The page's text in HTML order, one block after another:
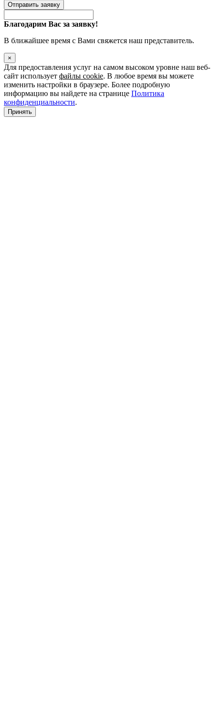
Отправить заявку
Благодарим Вас за заявку!
В ближайшее время с Вами свяжется наш представитель.
×
Для предоставления услуг на самом высоком уровне наш веб-
сайт использует файлы cookie. В любое время вы можете
изменить настройки в браузере. Более подробную
информацию вы найдете на странице Политика
конфиденциальности.
Принять